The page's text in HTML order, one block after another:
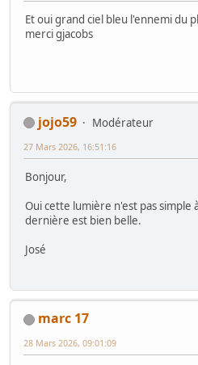
Et oui grand ciel bleu l'ennemi du
merci gjacobs
jojo59
Modérateur
27 Mars 2026, 16:51:16
Bonjour,
Oui cette lumière n'est pas simple
dernière est bien belle.
José
marc 17
28 Mars 2026, 09:01:09